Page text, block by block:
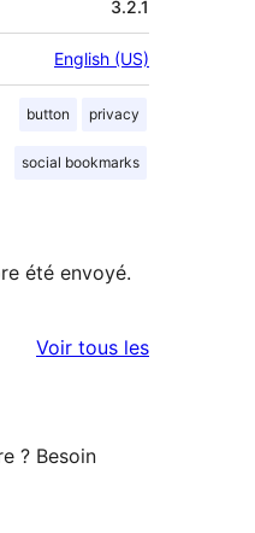
3.2.1
English (US)
button privacy
social bookmarks
été envoyé.
Voir tous lesavis
? Besoin